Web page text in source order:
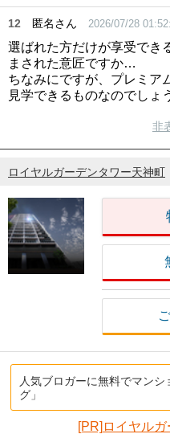
12 匿名さん 2026/07/28
選ばれた方だけが享受でき
まされた意匠ですか…
ちなみにですが、プレミア
見学できるものなのでしょ
非
ロイヤルガーデンタワー天神町
人気ブロガーに無料でマン
グ」
[PR]ロイヤル